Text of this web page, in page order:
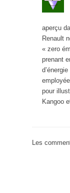
aperçu
Renault
« zero
prenant
pour
Kangoo
Les